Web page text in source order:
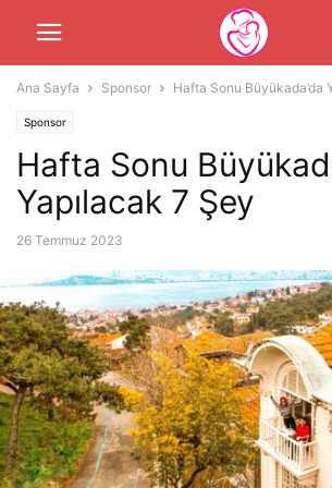
Ana Sayfa Sponsor Hafta Sonu Büyükada’da
Sponsor
Hafta Sonu
Yapılacak 7 Şey
26 Temmuz 2023